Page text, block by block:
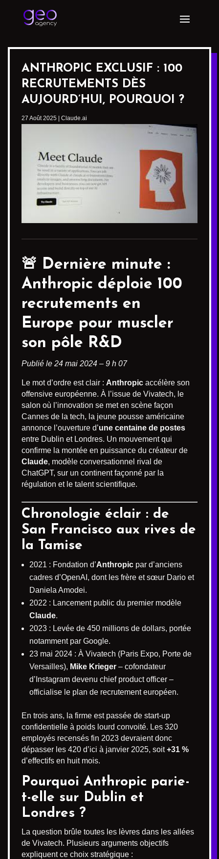
ANTHROPIC EXCLUSIF : 100
RECRUTEMENTS DÈS
AUJOURD’HUI, POURQUOI ?
27 Août 2025 Claude.ai
🚨 Dernière minute :
Anthropic déploie 100
recrutements en
Europe pour muscler
son pôle R&D
Publié le 24 mai 2024 – 9 h 07
Le mot d’ordre est clair : Anthropic accélère son
offensive européenne. À l’issue de Vivatech, le
salon où l’innovation se met en scène façon
Cannes de la tech, la jeune pousse américaine
annonce l’ouverture d’une centaine de postes
entre Dublin et Londres. Un mouvement qui
confirme la montée en puissance du créateur de
Claude, modèle conversationnel rival de
ChatGPT, sur un continent façonné par la
régulation et le talent scientifique.
Chronologie éclair : de
San Francisco aux rives de
la Tamise
2021 : Fondation d’Anthropic par d’anciens
cadres d’OpenAI, dont les frère et sœur Dario et
Daniela Amodei.
2022 : Lancement public du premier modèle
Claude.
2023 : Levée de 450 millions de dollars, portée
notamment par Google.
23 mai 2024 : À Vivatech (Paris Expo, Porte de
Versailles), Mike Krieger – cofondateur
d’Instagram devenu chief product officer –
officialise le plan de recrutement européen.
En trois ans, la firme est passée de start-up
confidentielle à poids lourd convoité. Les 320
employés recensés fin 2023 devraient donc
dépasser les 420 d’ici à janvier 2025, soit+31 %
d’effectifs en huit mois.
Pourquoi Anthropic parie-
t-elle sur Dublin et
Londres ?
La question brûle toutes les lèvres dans les allées
de Vivatech. Plusieurs arguments objectifs
expliquent ce choix stratégique :